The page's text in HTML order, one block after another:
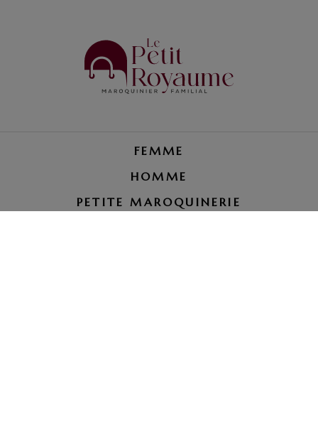
FEMME
HOMME
PETITE MAROQUINERIE